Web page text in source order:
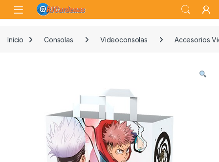
Skip to navigation
Skip to content
Open
Inicio Consolas Videoconsolas Accesorios